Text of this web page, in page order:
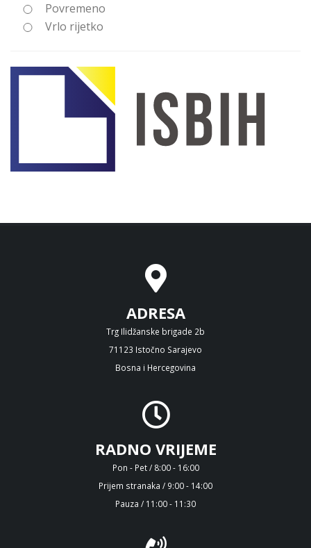
Povremeno
Vrlo rijetko
ADRESA
Trg Ilidžanske brigade 2b
71123 Istočno Sarajevo
Bosna i Hercegovina
RADNO VRIJEME
Pon - Pet / 8:00 - 16:00
Prijem stranaka / 9:00 - 14:00
Pauza / 11:00 - 11:30